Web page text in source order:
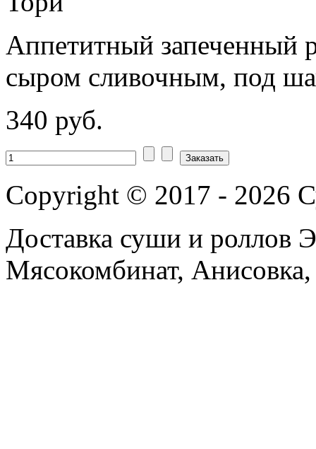
Аппетитный запеченный
сыром сливочным, под
340 руб.
Copyright © 2017 - 2026
Доставка суши и роллов
Мясокомбинат,